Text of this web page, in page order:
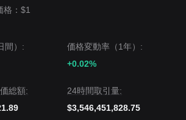
る可能性はあるものの、価格が
格：$1
間）:
価格変動率（1年）:
+0.02%
総額:
24時間取引量:
$3,546,451,828.75